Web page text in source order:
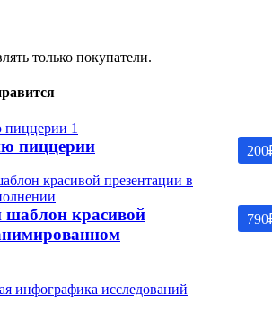
только покупатели.
200
пиццерии
790
шаблон красивой